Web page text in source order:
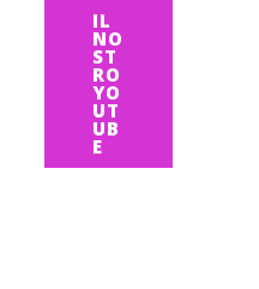
IL
NO
ST
RO
YO
UT
UB
E